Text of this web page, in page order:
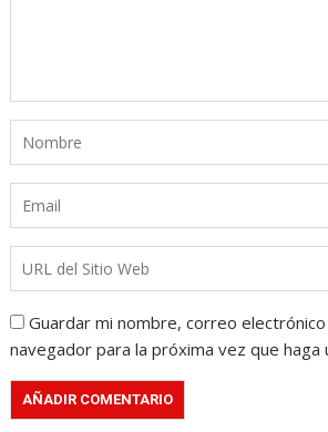
Guardar mi nombre, correo
navegador para la próxima vez que haga